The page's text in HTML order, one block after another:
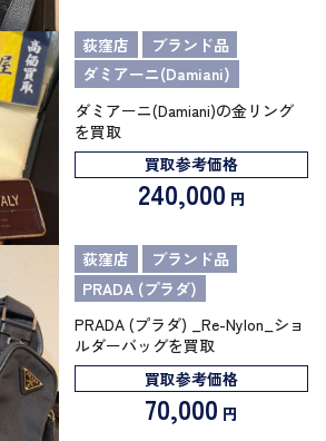
荻窪店
ブランド品
ダミアーニ(Damiani)
ダミアーニ(Damiani)の金リング
を買取
買取参考価格
240,000 円
荻窪店
ブランド品
PRADA (プラダ)
PRADA (プラダ) _Re-Nylon_ショ
ルダーバッグを買取
買取参考価格
70,000 円